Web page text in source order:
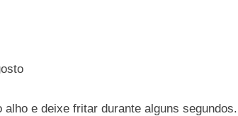
e deixe fritar durante alguns